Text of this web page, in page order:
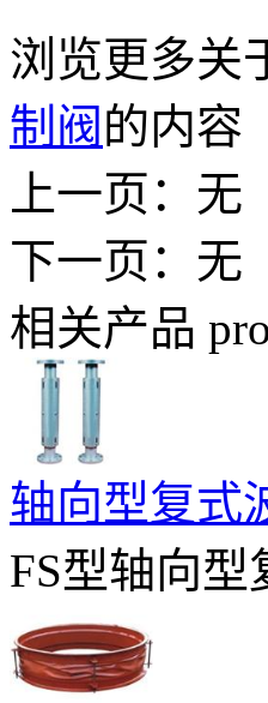
浏览更多关
制阀 的内容
上一页：无
下一页：无
相关产品
轴向型复式
FS型轴向